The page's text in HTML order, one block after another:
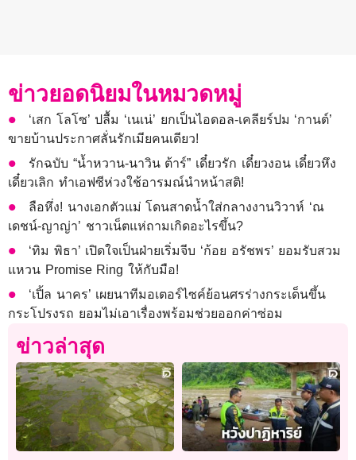
ข่าวยอดนิยมในหมวดหมู่
‘เสก โลโซ’ ปลื้ม ‘เนเน่’ ยกเป็นไอดอล-เคลียร์ปม ‘กานต์’
ขายบ้านประกาศลั่นรักเมียคนเดียว!
รักฉบับ “น้ำหวาน-นาวิน ต้าร์” เดี๋ยวรัก เดี๋ยวงอน เดี๋ยวหึง
เดี๋ยวเลิก ทำเอฟซีห่วงใช้อารมณ์นำหน้าสติ!
ลือหึ่ง! นางเอกตัวแม่ โดนสาดน้ำใส่กลางงานวิวาห์ ‘ณ
เดชน์-ญาญ่า’ ชาวเน็ตแห่ถามเกิดอะไรขึ้น?
‘ทิม พิธา’ เปิดใจเป็นฝ่ายเริ่มจีบ ‘ก้อย อรัชพร’ ยอมรับสวม
แหวน Promise Ring ให้กับมือ!
‘เปิ้ล นาคร’ เผยนาทีมอเตอร์ไซค์ย้อนศรร่างกระเด็นขึ้น
กระโปรงรถ ยอมไม่เอาเรื่องพร้อมช่วยออกค่าซ่อม
ข่าวล่าสุด